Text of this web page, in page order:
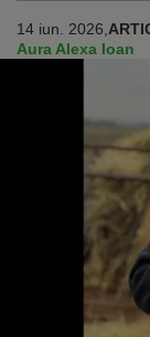
14 iun. 2026,
Aura Alexa Ioan